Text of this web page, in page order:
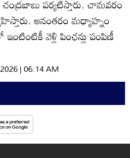
పర్యటిస్తారు. చామవరం
అనంతరం మధ్యాహ్నం
వెళ్లి పింఛన్లు పంపిణీ
| 06:14 AM